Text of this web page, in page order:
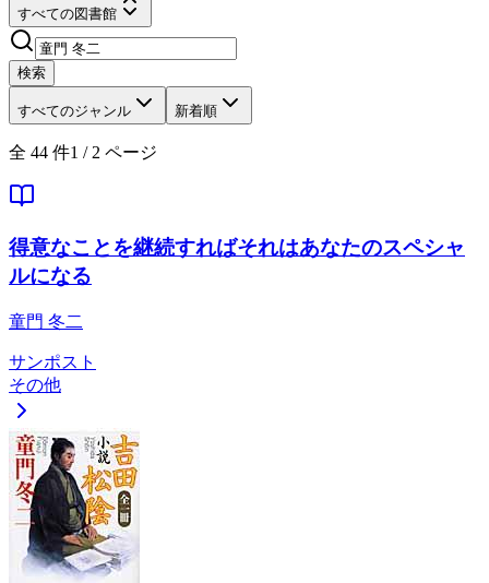
すべての図書館
検索
すべてのジャンル 新着順
全 44 件1 / 2 ページ
得意なことを継続すればそれはあなたのスペシャ
ルになる
童門 冬二
サンポスト
その他